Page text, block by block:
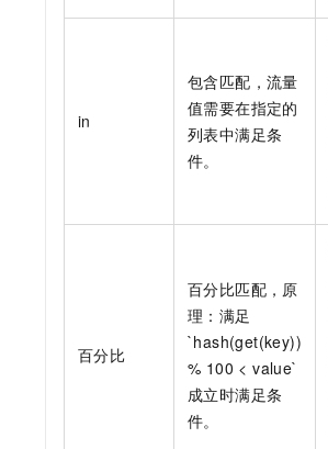
in
包含匹配，流量
值需要在指定的
列表中满足条
件。
百分比
百分比匹配，原
理：满足
`hash(get(key))
% 100 < value`
成立时满足条
件。